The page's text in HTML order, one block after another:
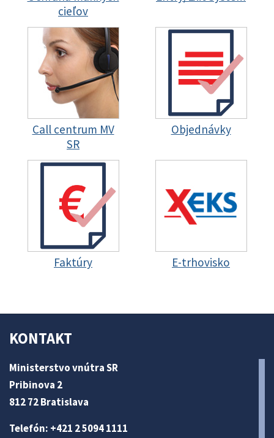
cieľov
Call centrum MV
SR
Objednávky
Faktúry E-trhovisko
KONTAKT
Ministerstvo vnútra SR
Pribinova 2
812 72 Bratislava
Telefón: +421 2 5094 1111